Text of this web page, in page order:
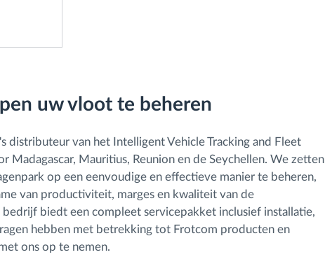
uw vloot te beheren
distributeur van het Intelligent Vehicle Tracking and Fleet
Madagascar, Mauritius, Reunion en de Seychellen. We zetten
op een eenvoudige en effectieve manier te beheren,
van productiviteit, marges en kwaliteit van de
biedt een compleet servicepakket inclusief installatie,
hebben met betrekking tot Frotcom producten en
ons op te nemen.